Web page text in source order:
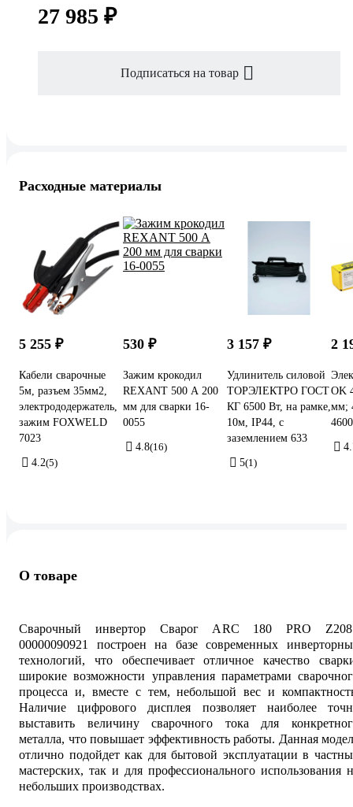
27 985 ₽
Подписаться на товар
Расходные материалы
5 255 ₽
Кабели сварочные
5м, разъем 35мм2,
электрододержатель,
зажим FOXWELD
7023
4.2(5)
530 ₽
Зажим крокодил
REXANT 500 А 200
мм для сварки 16-
0055
4.8(16)
3 157 ₽
Удлинитель силовой
ТОРЭЛЕКТРО ГОСТ
КГ 6500 Вт, на рамке,
10м, IP44, с
заземлением 633
5(1)
2
OK
мм;
О товаре
Сварочный инвертор Сварог ARC 180 PRO
00000090921 построен на базе современных
технологий, что обеспечивает отличное качество
широкие возможности управления параметрами
процесса и, вместе с тем, небольшой вес и
Наличие цифрового дисплея позволяет наиболее
выставить величину сварочного тока для
металла, что повышает эффективность работы. Данная
отлично подойдет как для бытовой эксплуатации в
мастерских, так и для профессионального использования
небольших производствах.